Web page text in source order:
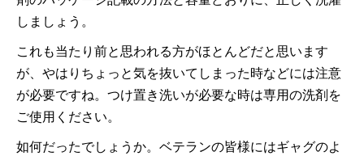
しましょう。
これも当たり前と思われる方がほとんどだと思います
が、やはりちょっと気を抜いてしまった時などには注意
が必要ですね。つけ置き洗いが必要な時は専用の洗剤を
ご使用ください。
如何だったでしょうか。ベテランの皆様にはギャグのよ